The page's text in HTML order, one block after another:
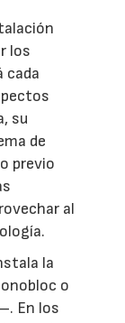
los
cada
su
de
previo
al
la
o
En los